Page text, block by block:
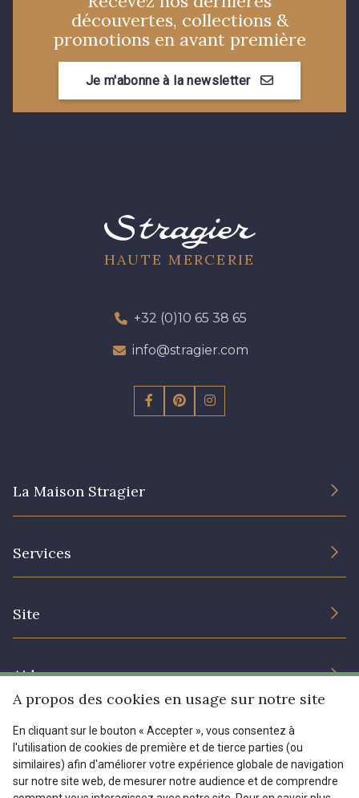
découvertes, collections &
promotions en avant première
Je m'abonne à la newsletter
HAUTE MERCERIE
+32 (0)10 65 38 65
info@stragier.com
La Maison Stragier
Services
Site
Prix réduits
Aide
Livraison : France, Belgique, International
Retours & réclamations
FAQ - Questions fréquentes
Menu
Tous nos tissus
A propos des cookies en usage sur notre site
En cliquant sur le bouton « Accepter », vous consentez à
l'utilisation de cookies de première et de tierce parties (ou
similaires) afin d'améliorer votre expérience globale de navigation
sur notre site web, de mesurer notre audience et de comprendre